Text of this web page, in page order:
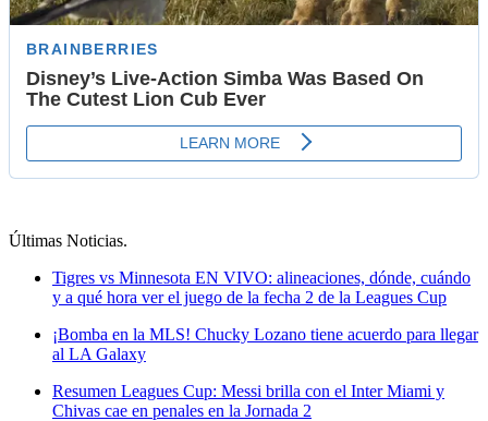
Últimas Noticias.
Tigres vs Minnesota EN VIVO: alineaciones, dónde, cuándo
y a qué hora ver el juego de la fecha 2 de la Leagues Cup
¡Bomba en la MLS! Chucky Lozano tiene acuerdo para llegar
al LA Galaxy
Resumen Leagues Cup: Messi brilla con el Inter Miami y
Chivas cae en penales en la Jornada 2